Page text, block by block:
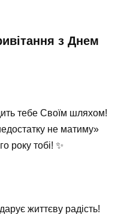
з Днем
тебе Своїм шляхом!
не матиму»
року тобі! ✨
життєву радість!